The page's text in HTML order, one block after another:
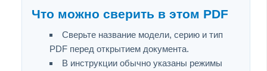
Что можно сверить в этом PDF
Сверьте название модели, серию и тип
PDF перед открытием документа.
В инструкции обычно указаны режимы